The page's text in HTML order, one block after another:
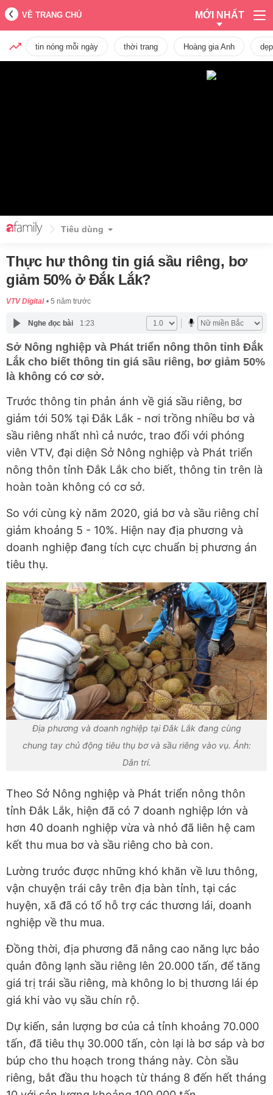
VỀ TRANG CHỦ MỚI NHẤT
tin nóng mỗi ngày thời trang Hoàng gia Anh dẹp
Tiêu dùng
Thực hư thông tin giá sầu riêng, bơ
giảm 50% ở Đắk Lắk?
VTV Digital 5 năm trước
Nghe đọc bài 1:23
Sở Nông nghiệp và Phát triển nông thôn tỉnh Đắk
Lắk cho biết thông tin giá sầu riêng, bơ giảm 50%
là không có cơ sở.
Trước thông tin phản ánh về giá sầu riêng, bơ
giảm tới 50% tại Đắk Lắk - nơi trồng nhiều bơ và
sầu riêng nhất nhì cả nước, trao đổi với phóng
viên VTV, đại diện Sở Nông nghiệp và Phát triển
nông thôn tỉnh Đắk Lắk cho biết, thông tin trên là
hoàn toàn không có cơ sở.
So với cùng kỳ năm 2020, giá bơ và sầu riêng chỉ
giảm khoảng 5 - 10%. Hiện nay địa phương và
doanh nghiệp đang tích cực chuẩn bị phương án
tiêu thụ.
Địa phương và doanh nghiệp tại Đắk Lắk đang cùng
chung tay chủ động tiêu thụ bơ và sầu riêng vào vụ. Ảnh:
Dân trí.
Theo Sở Nông nghiệp và Phát triển nông thôn
tỉnh Đắk Lắk, hiện đã có 7 doanh nghiệp lớn và
hơn 40 doanh nghiệp vừa và nhỏ đã liên hệ cam
kết thu mua bơ và sầu riêng cho bà con.
Lường trước được những khó khăn về lưu thông,
vận chuyện trái cây trên địa bàn tỉnh, tại các
huyện, xã đã có tổ hỗ trợ các thương lái, doanh
nghiệp về thu mua.
Đồng thời, địa phương đã nâng cao năng lực bảo
quản đông lạnh sầu riêng lên 20.000 tấn, để tăng
giá trị trái sầu riêng, mà không lo bị thương lái ép
giá khi vào vụ sầu chín rộ.
Dự kiến, sản lượng bơ của cả tỉnh khoảng 70.000
tấn, đã tiêu thụ 30.000 tấn, còn lại là bơ sáp và bơ
búp cho thu hoạch trong tháng này. Còn sầu
riêng, bắt đầu thu hoạch từ tháng 8 đến hết tháng